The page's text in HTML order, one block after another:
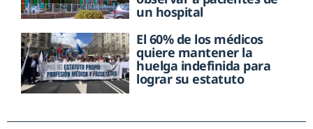
un hospital
El 60% de los médicos
quiere mantener la
huelga indefinida para
lograr su estatuto